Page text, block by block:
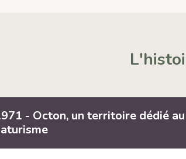
- Octon, un territoire dédié au